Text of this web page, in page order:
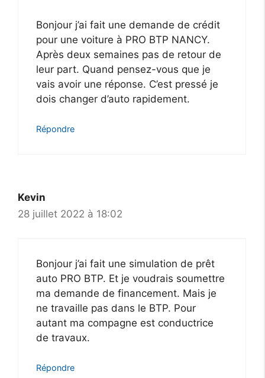
Bonjour j’ai fait une demande de crédit
pour une voiture à PRO BTP NANCY.
Après deux semaines pas de retour de
leur part. Quand pensez-vous que je
vais avoir une réponse. C’est pressé je
dois changer d’auto rapidement.
Répondre
Kevin
28 juillet 2022 à 18:02
Bonjour j’ai fait une simulation de prêt
auto PRO BTP. Et je voudrais soumettre
ma demande de financement. Mais je
ne travaille pas dans le BTP. Pour
autant ma compagne est conductrice
de travaux.
Répondre